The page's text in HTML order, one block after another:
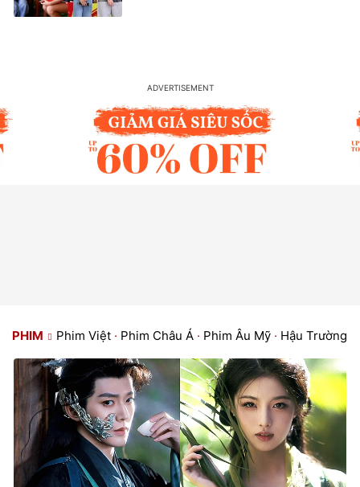
PHIM Phim Việt · Phim Châu Á · Phim Âu Mỹ · Hậu Trường